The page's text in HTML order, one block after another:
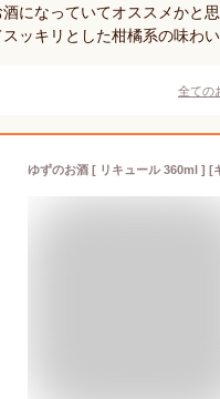
酒になっていてオススメかと
ッキリとした柑橘系の味わい
全ての
ゆずのお酒 [ リキュール 360ml ] [